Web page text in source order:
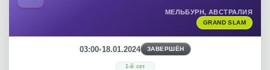
МЕЛЬБУРН, АВСТРАЛИЯ
GRAND SLAM
03:00•18.01.2024 ЗАВЕРШЁН
1-й сет